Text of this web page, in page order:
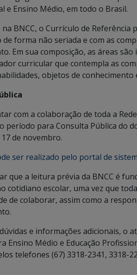
e Ensino Médio, em todo o Brasil.
na BNCC, o Currículo de
forma não seriada e com as
Em sua composição, as áreas
curricular que contempla as
objetos de conhecimento
com a colaboração de toda a
período para Consulta Pública do
de novembro.
ser realizado pelo portal de
que a leitura prévia da BNCC é
cotidiano escolar, uma vez que
de colaborar, assim como a
e informações adicionais, o
Ensino Médio e Educação
telefones (67) 3318-2341, 3318-